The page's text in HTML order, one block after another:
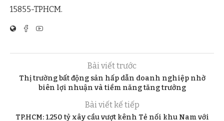
15855-TPHCM.
Bài viết trước
Thị trường bất động sản hấp dẫn doanh nghiệp nhờ
biên lợi nhuận và tiềm năng tăng trưởng
Bài viết kế tiếp
TP.HCM: 1.250 tỷ xây cầu vượt kênh Tẻ nối khu Nam với